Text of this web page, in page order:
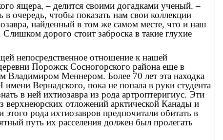
ящера, – делится своими догадками ученый. –
очередь, чтобы показать нам свои коллекции
найденный в том же самом месте, что и наш
дорого стоит заброска в такие глухие
непосредственное отношение к нашей
Порожск Сосногорского района еще в
Владимиром Меннером. Более 70 лет эта находка
Вернадского, пока не попала в руки студента
в ней ихтиозавра из рода артроптеригиус. Эти
отложений арктической Канады и
рода ихтиозавров предпочитали обитать в
путь их расселения должен был пролегать